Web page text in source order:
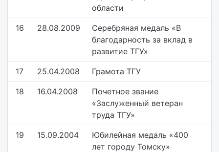
области
16 28.08.2009
Серебряная медаль «В
благодарность за вклад в
развитие ТГУ»
17 25.04.2008 Грамота ТГУ
18 16.04.2008
Почетное звание
«Заслуженный ветеран
труда ТГУ»
19 15.09.2004
Юбилейная медаль «400
лет городу Томску»